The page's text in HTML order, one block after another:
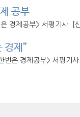
공부
경제공부> 서평기사 [
경제”
은 경제공부> 서평기